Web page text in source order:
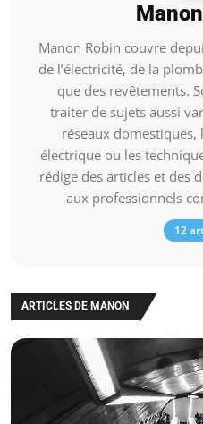
Manon Robin couvre
de l’électricité, de la
que des revêtements.
traiter de sujets aussi
réseaux domestiques,
électrique ou les
rédige des articles et des
aux professionnels
12
ARTICLES DE MANON